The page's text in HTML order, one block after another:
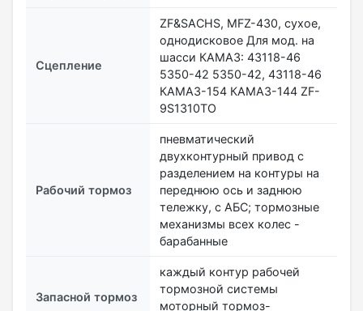
Сцепление
ZF&SACHS, MFZ-430, сухое,
однодисковое Для мод. на
шасси КАМАЗ: 43118-46
5350-42 5350-42, 43118-46
КАМАЗ-154 КАМАЗ-144 ZF-
9S1310ТО
Рабочий тормоз
пневматический
двухконтурный привод с
разделением на контуры на
переднюю ось и заднюю
тележку, с АБС; тормозные
механизмы всех колес -
барабанные
Запасной тормоз
каждый контур рабочей
тормозной системы
моторный тормоз-